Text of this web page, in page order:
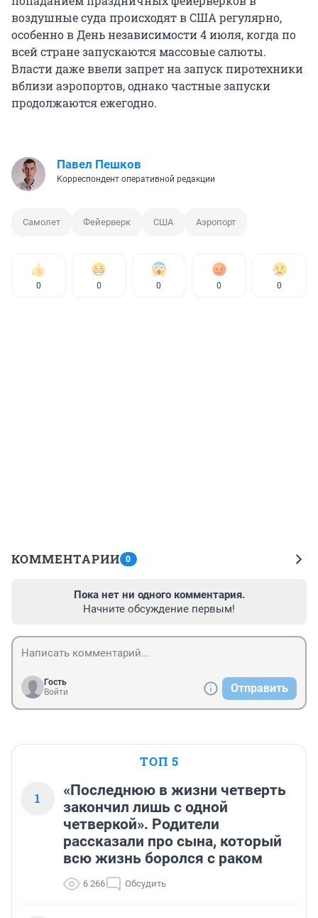
воздушные суда происходят в США регулярно,
особенно в День независимости 4 июля, когда по
всей стране запускаются массовые салюты.
Власти даже ввели запрет на запуск пиротехники
вблизи аэропортов, однако частные запуски
продолжаются ежегодно.
Павел Пешков
Корреспондент оперативной редакции
Самолет Фейерверк США Аэропорт
0 0 0 0 0
КОММЕНТАРИИ 0
Пока нет ни одного комментария.
Начните обсуждение первым!
Гость
Войти
Отправить
ТОП 5
1
«Последнюю в жизни четверть
закончил лишь с одной
четверкой». Родители
рассказали про сына, который
всю жизнь боролся с раком
6 266 Обсудить